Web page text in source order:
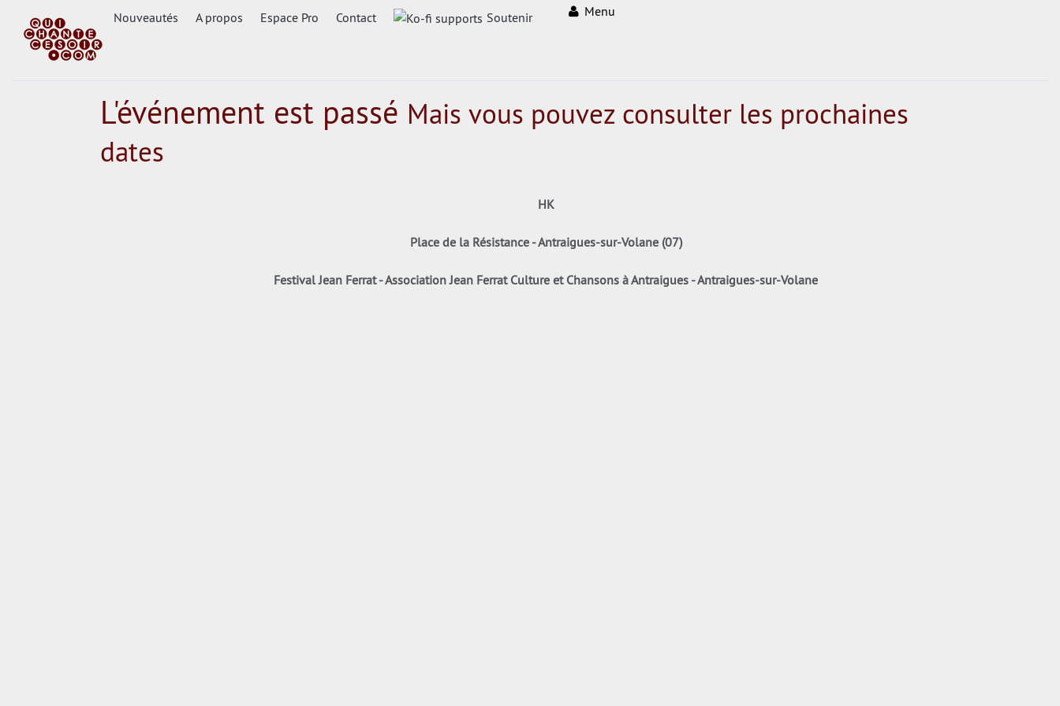
Nouveautés A propos Espace Pro Contact Soutenir Menu
L'événement est passé Mais vous pouvez consulter les prochaines
dates
HK
Place de la Résistance - Antraigues-sur-Volane (07)
Festival Jean Ferrat - Association Jean Ferrat Culture et Chansons à Antraigues - Antraigues-sur-Volane